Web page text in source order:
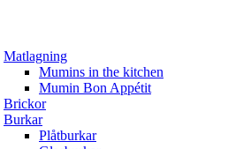
Matlagning
Mumins in the kitchen
Mumin Bon Appétit
Brickor
Burkar
Plåtburkar